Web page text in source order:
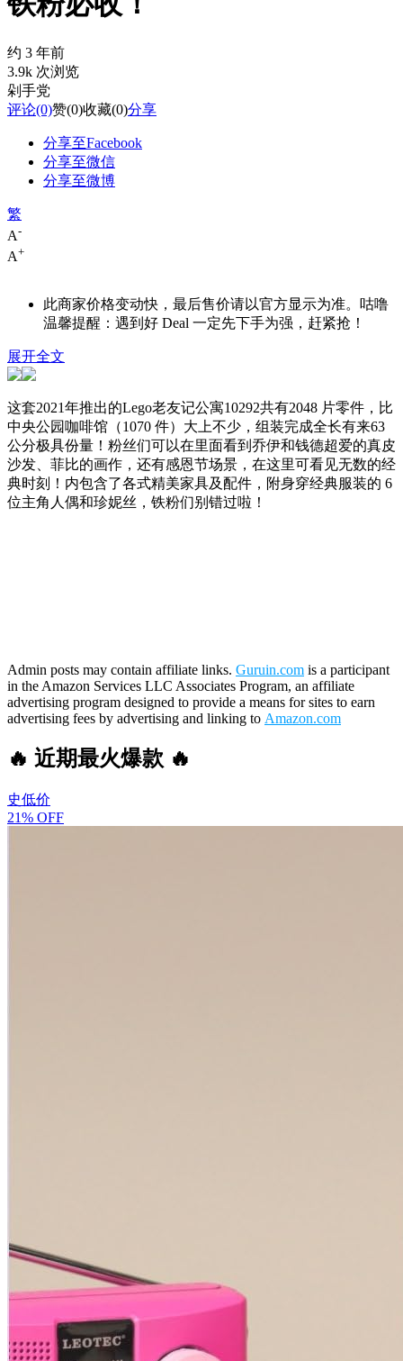
约 3 年前
3.9k 次浏览
剁手党
评论(0)赞(0)收藏(0)分享
分享至Facebook
分享至微信
分享至微博
繁
A-
A+
此商家价格变动快，最后售价请以官方显示为准。咕噜
温馨提醒：遇到好 Deal 一定先下手为强，赶紧抢！
展开全文
这套2021年推出的Lego老友记公寓10292共有2048 片零件，比
中央公园咖啡馆（1070 件）大上不少，组装完成全长有来63
公分极具份量！粉丝们可以在里面看到乔伊和钱德超爱的真皮
沙发、菲比的画作，还有感恩节场景，在这里可看见无数的经
典时刻！内包含了各式精美家具及配件，附身穿经典服装的 6
位主角人偶和珍妮丝，铁粉们别错过啦！
Admin posts may contain affiliate links. Guruin.com is a participant
in the Amazon Services LLC Associates Program, an affiliate
advertising program designed to provide a means for sites to earn
advertising fees by advertising and linking to Amazon.com
🔥 近期最火爆款 🔥
史低价
21% OFF